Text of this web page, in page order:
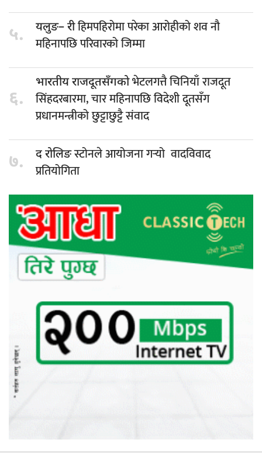
५. यलुङ– रीहिमपहिरोमा परेका आरोहीको शव नौ
महिनापछि परिवारको जिम्मा
६.
भारतीय राजदूतसँगकोभेटलगत्तै चिनियाँ राजदूत
सिंहदरबारमा, चार महिनापछि विदेशी दूतसँग
प्रधानमन्त्रीको छुट्टाछुट्टै संवाद
७. द रोलिङस्टोनले आयोजना गर्‍यो वादविवाद
प्रतियोगिता